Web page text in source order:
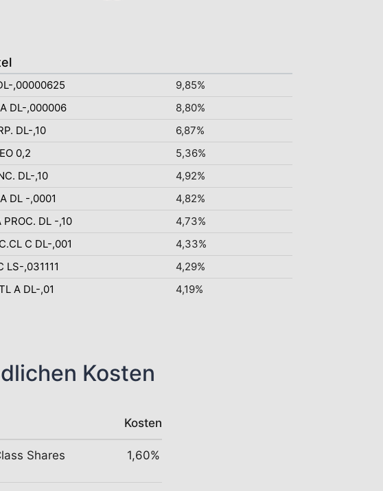
,00000625
9,85%
DL-,000006
8,80%
DL-,10
6,87%
0,2
5,36%
DL-,10
4,92%
DL -,0001
4,82%
PROC. DL -,10
4,73%
C DL-,001
4,33%
LS-,031111
4,29%
A DL-,01
4,19%
Kosten
Kosten
Shares 1,60%